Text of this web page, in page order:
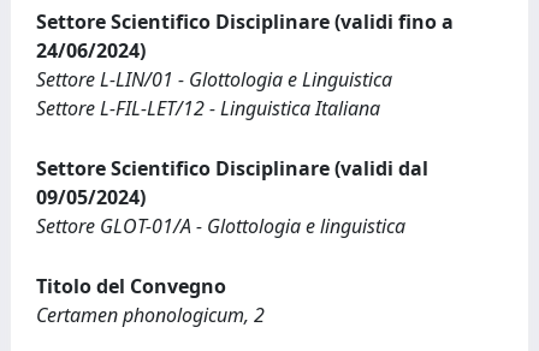
Settore Scientifico Disciplinare (validi fino a
24/06/2024)
Settore L-LIN/01 - Glottologia e Linguistica
Settore L-FIL-LET/12 - Linguistica Italiana
Settore Scientifico Disciplinare (validi dal
09/05/2024)
Settore GLOT-01/A - Glottologia e linguistica
Titolo del Convegno
Certamen phonologicum, 2